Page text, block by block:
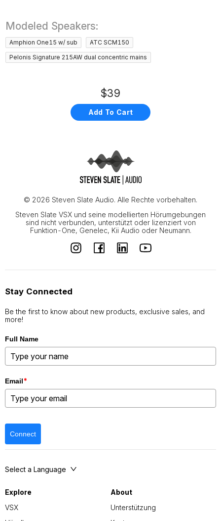
Modeled Speakers:
Amphion One15 w/ sub
ATC SCM150
Pelonis Signature 215AW dual concentric mains
$39
Add To Cart
© 2026 Steven Slate Audio. Alle Rechte vorbehalten.
Steven Slate VSX und seine modellierten Hörumgebungen
sind nicht verbunden, unterstützt oder lizenziert von
Funktion-One, Genelec, Kii Audio oder Neumann.
Explore
VSX
About
Unterstützung
Select a Language
Stay Connected
Be the first to know about new products, exclusive sales, and
more!
Full Name
Email*
Connect